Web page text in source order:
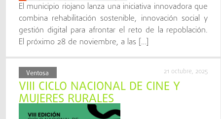
El municipio riojano lanza una iniciativa innovadora que
combina rehabilitación sostenible, innovación social y
gestión digital para afrontar el reto de la repoblación.
El próximo 28 de noviembre, a las […]
Ventosa 21 octubre, 2025
VIII CICLO NACIONAL DE CINE Y
MUJERES RURALES